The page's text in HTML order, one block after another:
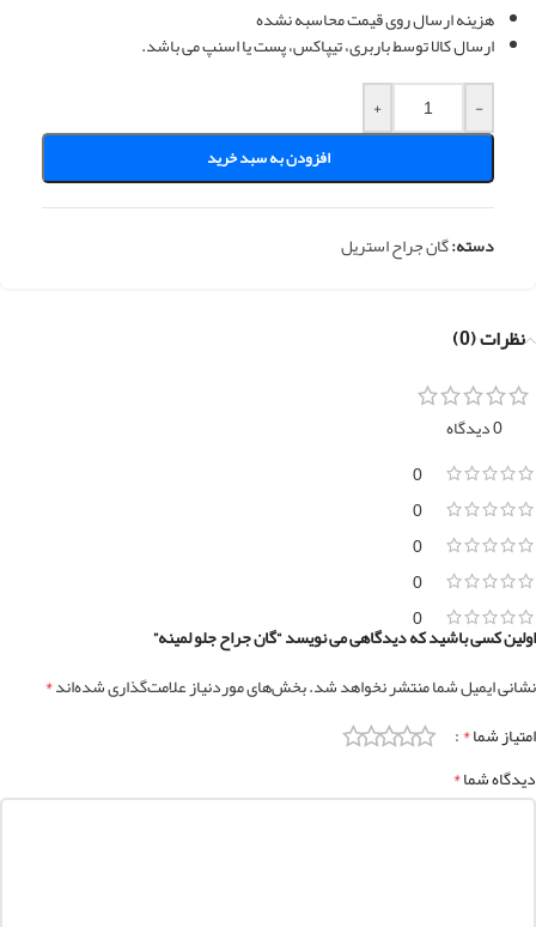
هزینه ارسال روی قیمت محاسبه نشده
ارسال کالا توسط باربری، تیپاکس، پست یا اسنپ می باشد.
-
+
افزودن به سبد خرید
دسته:گان جراح استریل
نظرات (0)
0 دیدگاه
0
0
0
0
0
اولین کسی باشید که دیدگاهی می نویسد “گان جراح جلو لمینه”
نشانی ایمیل شما منتشر نخواهد شد.بخش‌های موردنیاز علامت‌گذاری شده‌اند*
امتیاز شما*
دیدگاه شما*